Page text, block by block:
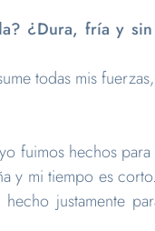
¿Dura, fría y
todas mis
fuimos hechos
y mi tiempo es
justamente